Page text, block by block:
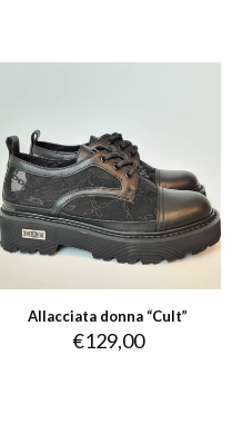
Allacciata donna “Cult”
€129,00